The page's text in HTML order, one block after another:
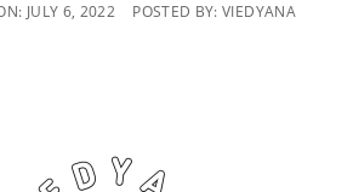
JULY 6, 2022 POSTED BY:VIEDYANA